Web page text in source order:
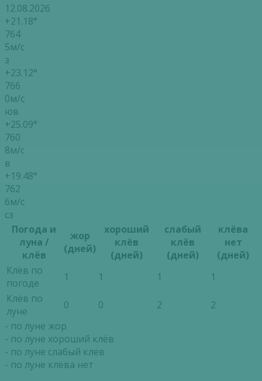
12.08.2026
+21.18°
764
5м/с
з
+23.12°
766
0м/с
юв
+25.09°
760
8м/с
в
+19.48°
762
6м/с
сз
Погода и
луна /
клёв
жор
(дней)
хороший
клёв
(дней)
слабый
клёв
(дней)
клёва
нет
(дней)
Клёв по
погоде
1 1 1
1
Клёв по
луне
0 0 2
2
- по луне жор
- по луне хороший клёв
- по луне слабый клёв
- по луне клёва нет